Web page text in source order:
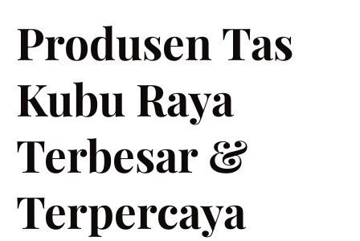
Produsen Tas
Kubu Raya
Terbesar &
Terpercaya